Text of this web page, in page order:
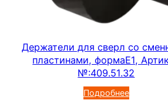
Держатели для сверл со
пластинами, формаЕ1,
№:409.51.32
Подробнее